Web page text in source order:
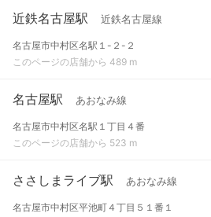
近鉄名古屋駅 近鉄名古屋線
名古屋市中村区名駅１-２-２
このページの店舗から 489 m
名古屋駅 あおなみ線
名古屋市中村区名駅１丁目４番
このページの店舗から 523 m
ささしまライブ駅 あおなみ線
名古屋市中村区平池町４丁目５１番１